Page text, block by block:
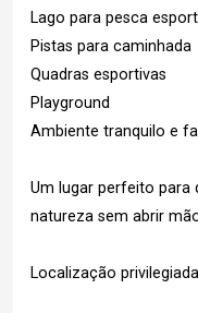
Lago para pesca
Pistas para caminhada
Quadras esportivas
Playground
Ambiente tranquilo e
Um lugar perfeito
natureza sem abrir
Localização privilegiada